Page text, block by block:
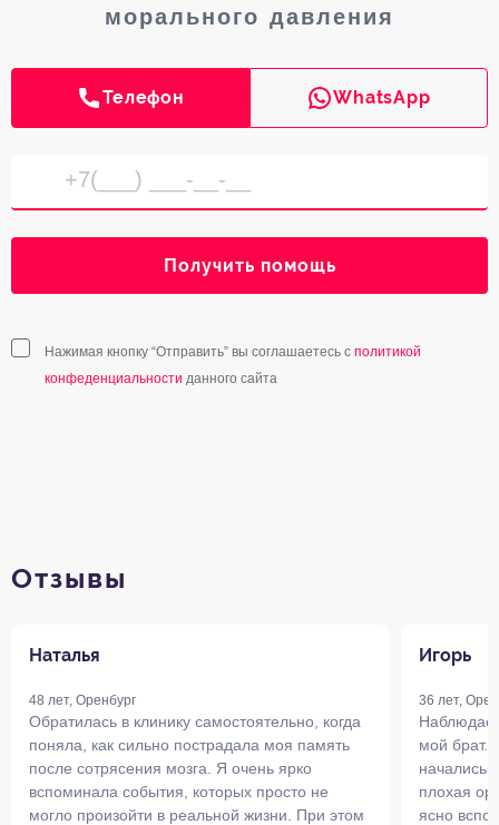
морального давления
Телефон WhatsApp
Получить помощь
Нажимая кнопку “Отправить” вы соглашаетесь с политикой
конфеденциальности данного сайта
Отзывы
Наталья
48 лет, Оренбург
Обратилась в клинику самостоятельно, когда
поняла, как сильно пострадала моя память
после сотрясения мозга. Я очень ярко
вспоминала события, которых просто не
могло произойти в реальной жизни. При этом
Игорь
36 лет,
мой брат.
начались
плохая
ясно